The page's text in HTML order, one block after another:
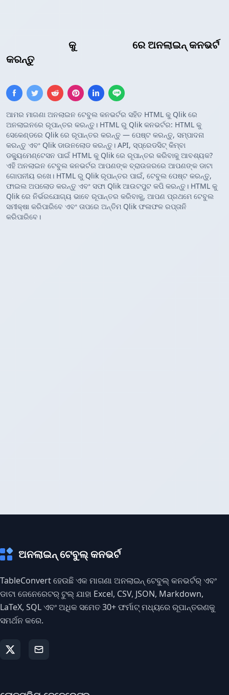
କୁ
ରେ ଅନଲାଇନ୍ କନଭର୍ଟ
କରନ୍ତୁ
ଆମର ମାଗଣା ଅନଲାଇନ ଟେବୁଲ କନଭର୍ଟର ସହିତ HTML କୁ Qlik ରେ
ଅନଲାଇନରେ ରୂପାନ୍ତର କରନ୍ତୁ। HTML ରୁ Qlik କନଭର୍ଟର: HTML କୁ
ସେକେଣ୍ଡରେ Qlik ରେ ରୂପାନ୍ତର କରନ୍ତୁ — ପେଷ୍ଟ କରନ୍ତୁ, ସମ୍ପାଦନା
କରନ୍ତୁ ଏବଂ Qlik ଡାଉନଲୋଡ କରନ୍ତୁ। API, ସ୍ପ୍ରେଡସିଟ୍ କିମ୍ବା
ଡକ୍ୟୁମେଣ୍ଟେସନ ପାଇଁ HTML କୁ Qlik ରେ ରୂପାନ୍ତର କରିବାକୁ ଆବଶ୍ୟକ?
ଏହି ଅନଲାଇନ ଟେବୁଲ କନଭର୍ଟର ଆପଣଙ୍କ ବ୍ରାଉଜରରେ ଆପଣଙ୍କ ଡାଟା
ଗୋପନୀୟ ରଖେ। HTML ରୁ Qlik ରୂପାନ୍ତର ପାଇଁ, ଟେବୁଲ ପେଷ୍ଟ କରନ୍ତୁ,
ଫାଇଲ ଅପଲୋଡ କରନ୍ତୁ ଏବଂ ସଫା Qlik ଆଉଟପୁଟ କପି କରନ୍ତୁ। HTML କୁ
Qlik ରେ ନିର୍ଭରଯୋଗ୍ୟ ଭାବେ ରୂପାନ୍ତର କରିବାକୁ, ଆପଣ ପ୍ରଥମେ ଟେବୁଲ
ସମୀକ୍ଷା କରିପାରିବେ ଏବଂ ତାପରେ ଅନ୍ତିମ Qlik ଫଳାଫଳ ରପ୍ତାନି
କରିପାରିବେ।
ଅନଲାଇନ୍ ଟେବୁଲ୍ କନଭର୍ଟ
TableConvert ହେଉଛି ଏକ ମାଗଣା ଅନଲାଇନ୍ ଟେବୁଲ୍ କନଭର୍ଟର୍ ଏବଂ
ଡାଟା ଜେନେରେଟର୍ ଟୁଲ୍ ଯାହା Excel, CSV, JSON, Markdown,
LaTeX, SQL ଏବଂ ଅଧିକ ସମେତ 30+ ଫର୍ମାଟ୍ ମଧ୍ୟରେ ରୂପାନ୍ତରଣକୁ
ସମର୍ଥନ କରେ.